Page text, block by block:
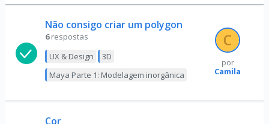
Não consigo criar um polygon
6 respostas
UX & Design
3D
Maya Parte 1: Modelagem inorgânica
por
Camila
Cor